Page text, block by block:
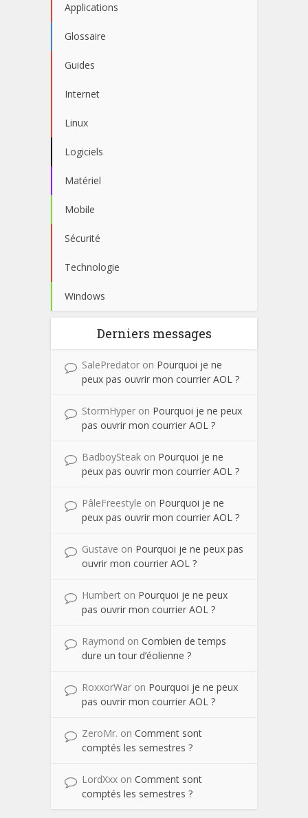
Applications
Glossaire
Guides
Internet
Linux
Logiciels
Matériel
Mobile
Sécurité
Technologie
Windows
Derniers messages
SalePredator on Pourquoi je ne
peux pas ouvrir mon courrier AOL ?
StormHyper on Pourquoi je ne peux
pas ouvrir mon courrier AOL ?
BadboySteak on Pourquoi je ne
peux pas ouvrir mon courrier AOL ?
PâleFreestyle on Pourquoi je ne
peux pas ouvrir mon courrier AOL ?
Gustave on Pourquoi je ne peux pas
ouvrir mon courrier AOL ?
Humbert on Pourquoi je ne peux
pas ouvrir mon courrier AOL ?
Raymond on Combien de temps
dure un tour d’éolienne ?
RoxxorWar on Pourquoi je ne peux
pas ouvrir mon courrier AOL ?
ZeroMr. on Comment sont
comptés les semestres ?
LordXxx on Comment sont
comptés les semestres ?